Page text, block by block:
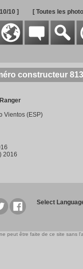
10 ] [ Toutes les
constructeur
Vientos (ESP)
2016
Select
peut être faite de ce site sans